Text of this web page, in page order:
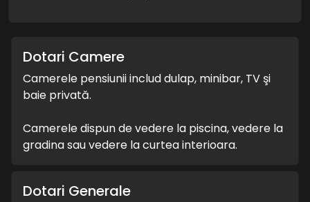
Dotari Camere
Camerele pensiunii includ dulap, minibar, TV şi
baie privată.
Camerele dispun de vedere la piscina, vedere la
gradina sau vedere la curtea interioara.
Dotari Generale